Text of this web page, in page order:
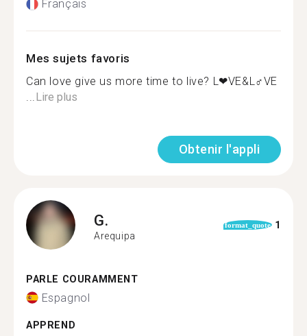
Français
Mes sujets favoris
Can love give us more time to live? L❤VE&L‍♂️VE
...Lire plus
Obtenir l'appli
G.
Arequipa
format_quote 1
PARLE COURAMMENT
Espagnol
APPREND